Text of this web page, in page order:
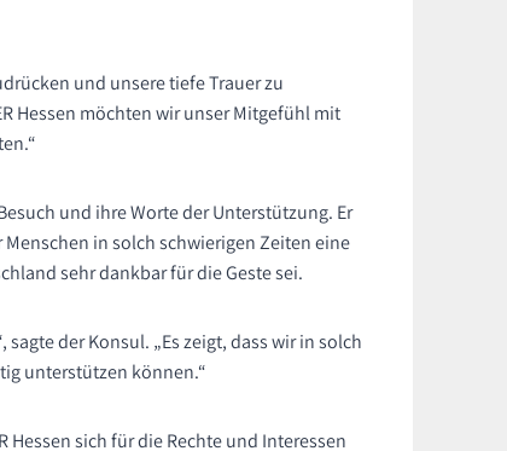
und unsere tiefe Trauer zu
Hessen möchten wir unser Mitgefühl mit
und ihre Worte der Unterstützung. Er
in solch schwierigen Zeiten eine
sehr dankbar für die Geste sei.
sagte der Konsul. „Es zeigt, dass wir in solch
unterstützen können.“
Hessen sich für die Rechte und Interessen